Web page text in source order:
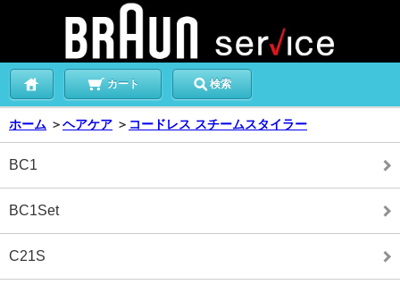
カート 検索
ホーム ＞ヘアケア ＞ コードレス スチームスタイラー
BC1
BC1Set
C21S